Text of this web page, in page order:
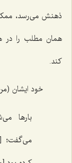
ذهنش می‌رسد،
همان مطلب را در
کند.
خود ایشان
بارها
می‌گفت؛